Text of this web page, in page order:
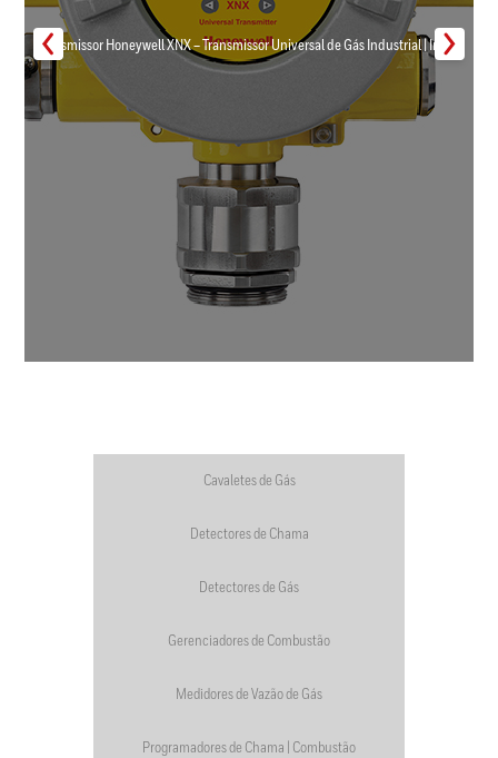
Transmissor Honeywell XNX – Transmissor Universal de Gás Industrial | Inmar
Cavaletes de Gás
Detectores de Chama
Detectores de Gás
Gerenciadores de Combustão
Medidores de Vazão de Gás
Programadores de Chama | Combustão